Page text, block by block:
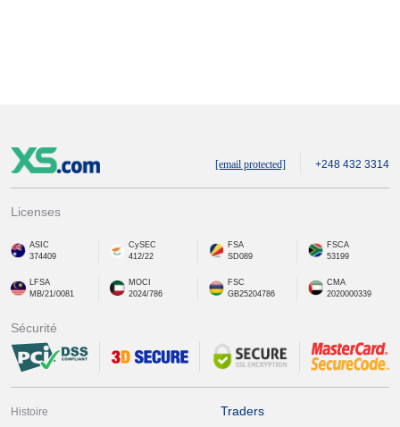
[email protected] +248 432 3314
Licenses
ASIC
374409
CySEC
412/22
FSA
SD089
FSCA
53199
LFSA
MB/21/0081
MOCI
2024/786
FSC
GB25204786
CMA
2020000339
Sécurité
Histoire Traders